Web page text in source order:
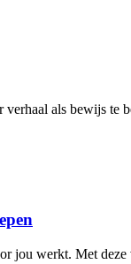
als bewijs te
jou werkt. Met